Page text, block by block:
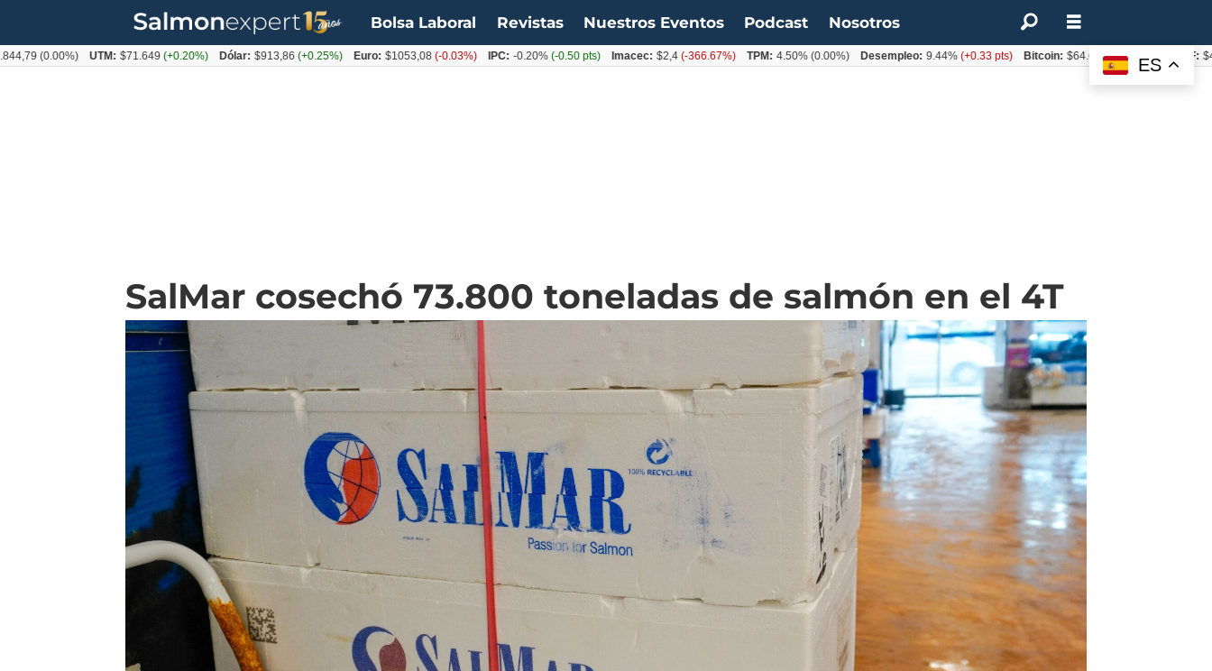
Bolsa Laboral Revistas Nuestros Eventos Podcast Nosotros
SalMar cosechó 73.800 toneladas de salmón en el 4T
ES
(0.00%) UTM: $71.649(+0.20%) Dólar: $913,86(+0.25%) Euro: $1053,08(-0.03%) IPC: -0.20%(-0.50 pts) Imacec: $2,4(-366.67%) TPM: 4.50% (0.00%) Desempleo: 9.44% (+0.33 pts) Bitcoin: $64.600,08 (+2.93%)